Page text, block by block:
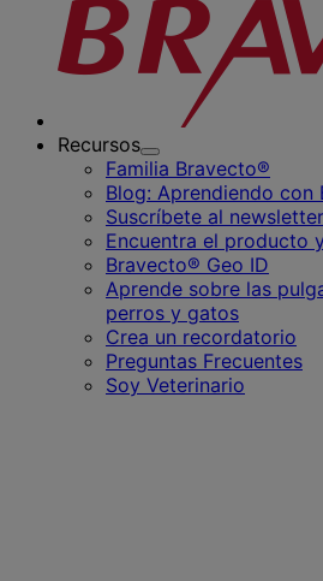
Recursos
Toggle
Submenu
for
Recursos
Familia Bravecto®
Blog: Aprendiendo con
Suscríbete al newsletter
Encuentra el producto
Bravecto® Geo ID
Aprende sobre las
perros y gatos
Crea un recordatorio
Preguntas Frecuentes
Soy Veterinario